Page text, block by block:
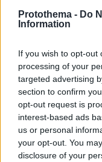
Protothema - Do
Information
If you wish to opt-out
processing of your
targeted advertising
section to confirm
opt-out request is
interest-based ads
us or personal
your opt-out. You
disclosure of your